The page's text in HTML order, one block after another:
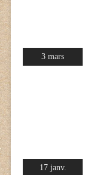
3 mars
17 janv.